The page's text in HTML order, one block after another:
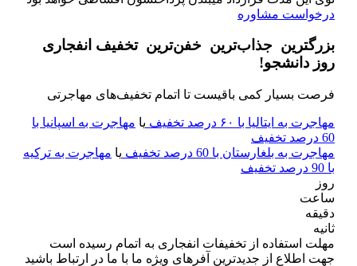
درخواست مشاوره
بزرگترین جذاب‌ترین خفن‌ترینتخفیف انفجاری
روز دانشجو!
فرصت بسیار کمی باقیست تا اتمام تخفیف‌های مهاجرتی
مهاجرت به ایتالیا با ۶۰ درصد تخفیف یا مهاجرت به اسپانیا با
60 درصد تخفیف
مهاجرت به بلغارستان با 60 درصد تخفیف
یا مهاجرت به ترکیه
با 90 درصد تخفیف
روز
ساعت
دقیقه
ثانیه
مهلت استفاده از تخفیفات انفجاری به اتمام رسیده است
جهت اطلاع از جدیدترین آفرهای ویژه ما با ما در ارتباط باشید